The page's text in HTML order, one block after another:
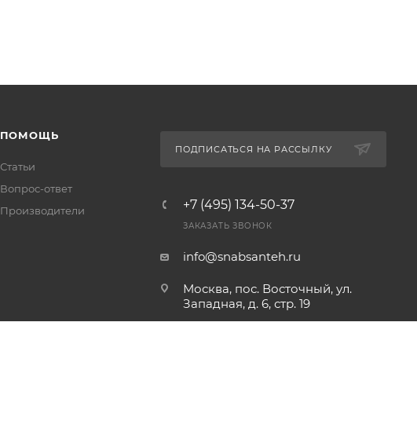
ПОМОЩЬ
Статьи
Вопрос-ответ
Производители
ПОДПИСАТЬСЯ НА РАССЫЛКУ
+7 (495) 134-50-37
ЗАКАЗАТЬ ЗВОНОК
info@snabsanteh.ru
Москва, пос. Восточный, ул.
Западная, д. 6, стр. 19